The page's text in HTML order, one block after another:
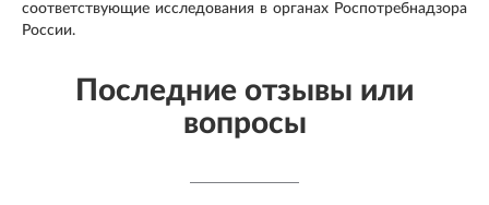
соответствующие исследования в органах Роспотребнадзора
России.
Последние отзывы или
вопросы